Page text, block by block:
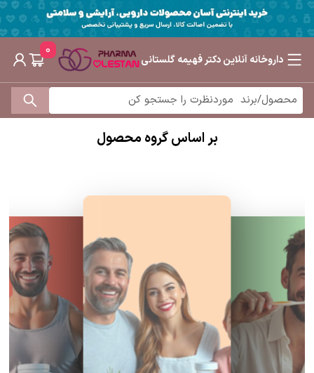
داروخانه آنلاین دکتر فهیمه گلستانی
0
بر اساس گروه محصول